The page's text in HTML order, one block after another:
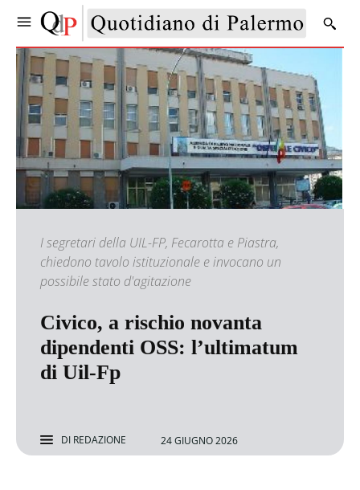
I segretari della UIL-FP, Fecarotta e Piastra,
chiedono tavolo istituzionale e invocano un
possibile stato d'agitazione
Civico, a rischio novanta
dipendenti OSS: l’ultimatum
di Uil-Fp
DI REDAZIONE 24 GIUGNO 2026